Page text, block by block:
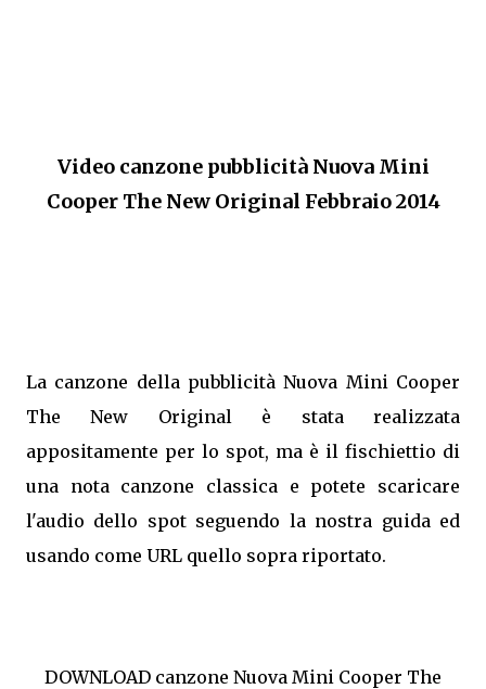
Video canzone pubblicità Nuova Mini
Cooper The New Original Febbraio 2014
La canzone della pubblicità Nuova Mini Cooper
The New Original è stata realizzata
appositamente per lo spot, ma è il fischiettio di
una nota canzone classica e potete scaricare
l'audio dello spot seguendo la nostra guida ed
usando come URL quello sopra riportato.
DOWNLOAD canzone Nuova Mini Cooper The